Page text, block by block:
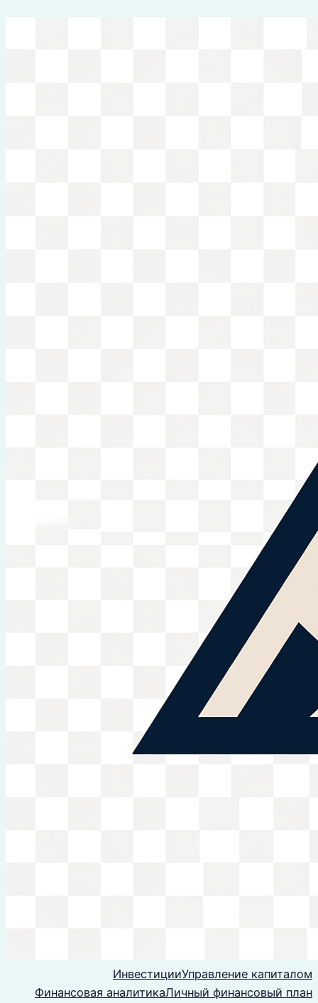
ИнвестицииУправление капиталом
Финансовая аналитикаЛичный финансовый план